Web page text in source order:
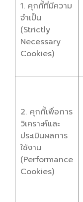
1. คุกกี้ที่มีความ
จำเป็น
(Strictly
Necessary
Cookies)
2. คุกกี้เพื่อการ
วิเคราะห์และ
ประเมินผลการ
ใช้งาน
(Performance
Cookies)